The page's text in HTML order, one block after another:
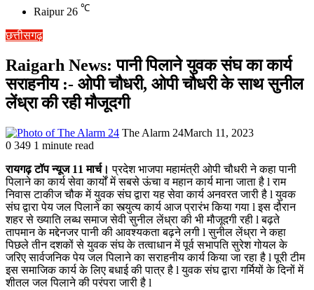
skin
Raipur 26 ℃
छत्तीसगढ़
Raigarh News: पानी पिलाने युवक संघ का कार्य
सराहनीय :- ओपी चौधरी, ओपी चौधरी के साथ सुनील
लेंध्रा की रही मौजूदगी
The Alarm 24March 11, 2023
0 349 1 minute read
रायगढ़ टॉप न्यूज 11 मार्च। प्रदेश भाजपा महामंत्री ओपी चौधरी ने कहा पानी
पिलाने का कार्य सेवा कार्यों में सबसे ऊंचा व महान कार्य माना जाता है l राम
निवास टाकीज चौक में युवक संघ द्वारा यह सेवा कार्य अनवरत जारी है l युवक
संघ द्वारा पेय जल पिलाने का स्त्युत्य कार्य आज प्रारंभ किया गया l इस दौरान
शहर से ख्याति लब्ध समाज सेवी सुनील लेंध्रा की भी मौजूदगी रही l बढ़ते
तापमान के मद्देनजर पानी की आवश्यकता बढ़ने लगी l सुनील लेंध्रा ने कहा
पिछले तीन दशकों से युवक संघ के तत्वाधान में पूर्व सभापति सुरेश गोयल के
जरिए सार्वजनिक पेय जल पिलाने का सराहनीय कार्य किया जा रहा है l पूरी टीम
इस समाजिक कार्य के लिए बधाई की पात्र है l युवक संघ द्वारा गर्मियों के दिनों में
शीतल जल पिलाने की परंपरा जारी है l